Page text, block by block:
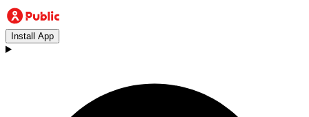
Install App